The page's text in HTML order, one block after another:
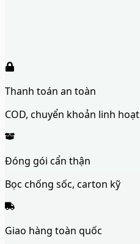
Thanh toán an toàn
COD, chuyển khoản linh hoạt
Đóng gói cẩn thận
Bọc chống sốc, carton kỹ
Giao hàng toàn quốc